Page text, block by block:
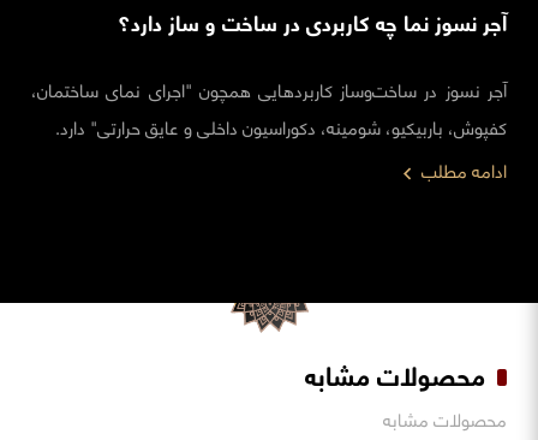
آجر نسوز نما چه کاربردی در ساخت و ساز دارد؟
آجر نسوز در ساخت‌وساز کاربردهایی همچون "اجرای نمای ساختمان،
کفپوش، باربیکیو، شومینه، دکوراسیون داخلی و عایق حرارتی" دارد.
ادامه مطلب
محصولات مشابه
محصولات مشابه